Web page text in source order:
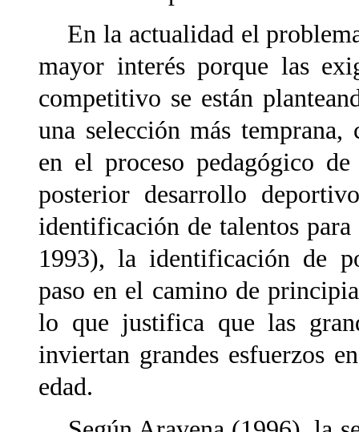
En la actualidad el
mayor interés porque las
competitivo se están
una selección más temprana,
en el proceso pedagógico
posterior desarrollo
identificación de talentos
1993), la identificación de
paso en el camino de
lo que justifica que las
inviertan grandes esfuerzos
edad.